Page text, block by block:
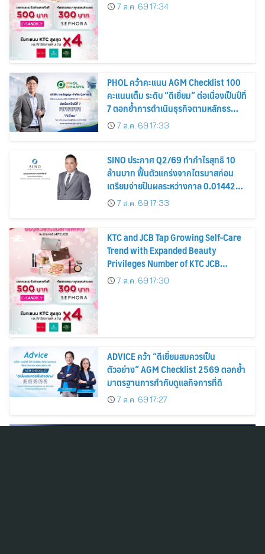
7 ส.ค. 69 17:34
PHOL คว้าคะแนน AGM Checklist 100
คะแนนเต็ม ระดับ “ดีเยี่ยม” ต่อเนื่องเป็นปีที่
7 ตอกย้ำการดำเนินธุรกิจตามหลักธร
รมาภิบาล โปร่งใส สร้างความเชื่อมั่นผู้ถือ
หุ้น
7 ส.ค. 69 17:33
SINO ประกาศ Q2/69 ทำกำไรสุทธิ 10
ล้านบาท ฟื้นตัวแกร่งจากไตรมาสก่อน
เตรียมจ่ายปันผลระหว่างกาล 0.014423
บาทต่อหุ้น ครึ่งปีหลังมุ่งเติบโตต่อเนื่อง
7 ส.ค. 69 17:33
KTC and JCB Tap Growing Self-Care
Trend with Expanded Beauty
Privileges Number of KTC JCB
Cardmembers Spending on
Cosmetics Rises 26%
7 ส.ค. 69 17:30
ADVICE คว้า “ดีเยี่ยมสมควรเป็น
ตัวอย่าง” AGM Checklist 2569 ตอกย้ำ
มาตรฐานการกำกับดูแลกิจการที่ดี
7 ส.ค. 69 17:27